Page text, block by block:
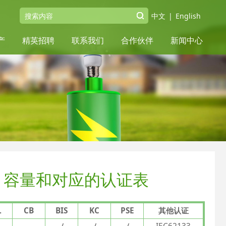
中文 | English
精英招聘 联系我们 合作伙伴 新闻中心
量和对应的认证表
CB BIS KC PSE
其他认证